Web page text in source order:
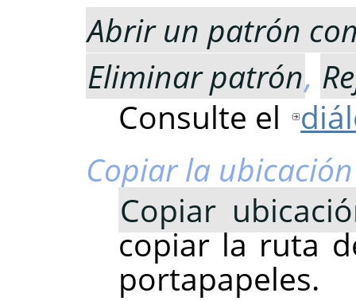
Abrir un patrón
Eliminar patrón,
Consulte el
Copiar la
Copiar
copiar la ruta
portapapeles.